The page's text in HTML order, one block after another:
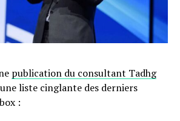
publication du consultant Tadhg
liste cinglante des derniers
: